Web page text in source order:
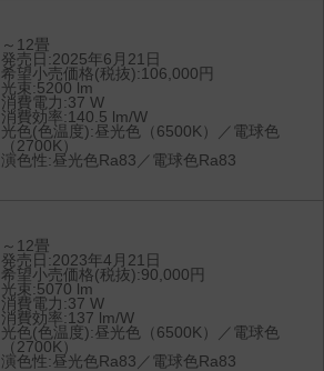
～12畳
発売日:2025年6月21日
希望小売価格(税抜):106,000円
光束:5200 lm
消費電力:37 W
消費効率:140.5 lm/W
光色(色温度):昼光色（6500K）／電球色
（2700K）
演色性:昼光色Ra83／電球色Ra83
～12畳
発売日:2023年4月21日
希望小売価格(税抜):90,000円
光束:5070 lm
消費電力:37 W
消費効率:137 lm/W
光色(色温度):昼光色（6500K）／電球色
（2700K）
演色性:昼光色Ra83／電球色Ra83